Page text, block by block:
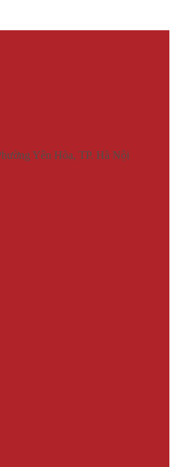
Yên Hòa, TP. Hà Nội